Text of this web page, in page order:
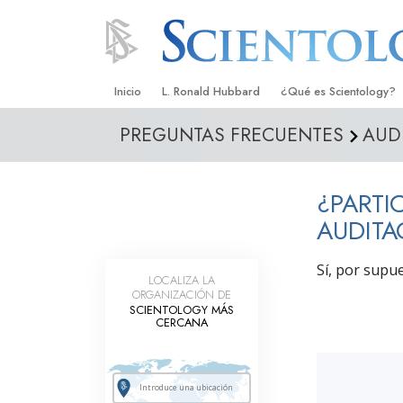
Inicio L. Ronald Hubbard ¿Qué es Scientology?
Creencias y Prácticas
Qué dicen los
Scientology
PREGUNTAS FRECUENTES
Sí, por
LOCALIZA LA
ORGANIZACIÓN DE
SCIENTOLOGY MÁS
CERCANA